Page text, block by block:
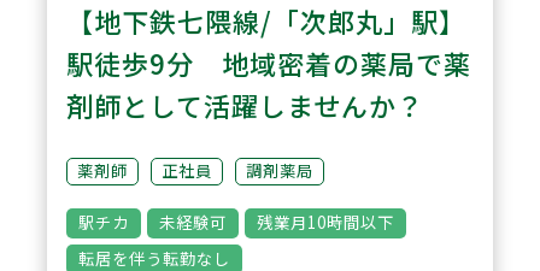
ーター制度」等、適性に応じて多
様なフィールドでご活躍いただけ
ます。
POINT3
【手厚いサポート体制】
先輩スタッフがしっかりと業務を
【地下鉄七隈線/「次郎丸」駅】
駅徒歩9分 地域密着の薬局で薬
剤師として活躍しませんか？
薬剤師 正社員 調剤薬局
駅チカ 未経験可
残業月10時間以下
転居を伴う転勤なし